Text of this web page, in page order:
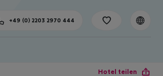
+49 (0) 2203 2970 444
Hotel teilen